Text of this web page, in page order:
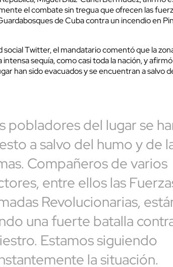
el combate sin tregua que ofrecen las
de Cuba contra un incendio en
social Twitter, el mandatario comentó que la
sequía, como casi toda la nación, y
han sido evacuados y se encuentran a salvo
pobladores del lugar se
a salvo del humo y de
Compañeros de varios
entre ellos las
Revolucionarias,
una fuerte batalla
Estamos siguiendo
la situación.